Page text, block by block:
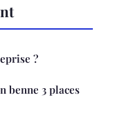
?
benne 3 places